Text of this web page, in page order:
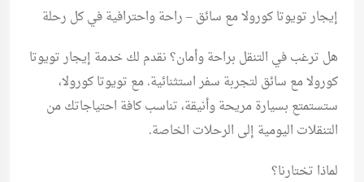
إيجار تويوتا كورولا مع سائق – راحة واحترافية في كل رحلة
هل ترغب في التنقل براحة وأمان؟ نقدم لك خدمة إيجار تويوتا
كورولا مع سائق لتجربة سفر استثنائية. مع تويوتا كورولا،
ستستمتع بسيارة مريحة وأنيقة، تناسب كافة احتياجاتك من
التنقلات اليومية إلى الرحلات الخاصة.
لماذا تختارنا؟